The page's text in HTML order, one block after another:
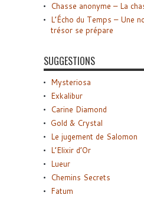
Chasse anonyme – La
L’Écho du Temps – Une
trésor se prépare
SUGGESTIONS
Mysteriosa
Exkalibur
Carine Diamond
Gold & Crystal
Le jugement de Salomon
L’Elixir d’Or
Lueur
Chemins Secrets
Fatum